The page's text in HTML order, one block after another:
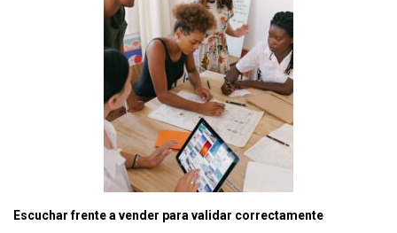
Escuchar frente a vender para validar correctamente